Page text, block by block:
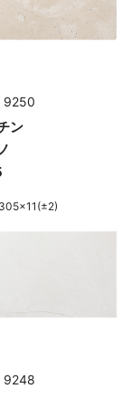
9250
ン
9248